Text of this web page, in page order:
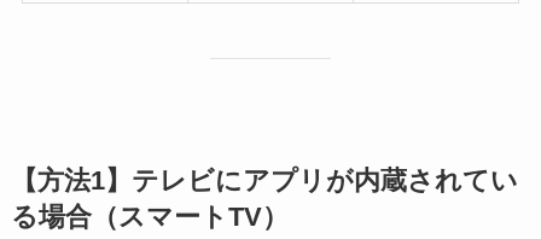
【方法1】テレビにアプリが内蔵されてい
る場合（スマートTV）